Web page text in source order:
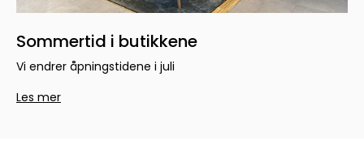
Sommertid i butikkene
Vi endrer åpningstidene i juli
Les mer